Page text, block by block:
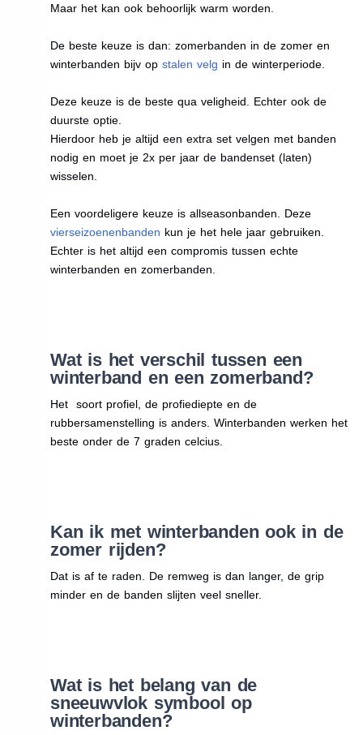
Maar het kan ook behoorlijk warm worden.
De beste keuze is dan: zomerbanden in de zomer en
winterbanden bijv op stalen velg in de winterperiode.
Deze keuze is de beste qua veligheid. Echter ook de
duurste optie.
Hierdoor heb je altijd een extra set velgen met banden
nodig en moet je 2x per jaar de bandenset (laten)
wisselen.
Een voordeligere keuze is allseasonbanden. Deze
vierseizoenenbanden kun je het hele jaar gebruiken.
Echter is het altijd een compromis tussen echte
winterbanden en zomerbanden.
Wat is het verschil tussen een
winterband en een zomerband?
Het soort profiel, de profiediepte en de
rubbersamenstelling is anders. Winterbanden werken het
beste onder de 7 graden celcius.
Kan ik met winterbanden ook in de
zomer rijden?
Dat is af te raden. De remweg is dan langer, de grip
minder en de banden slijten veel sneller.
Wat is het belang van de
sneeuwvlok symbool op
winterbanden?